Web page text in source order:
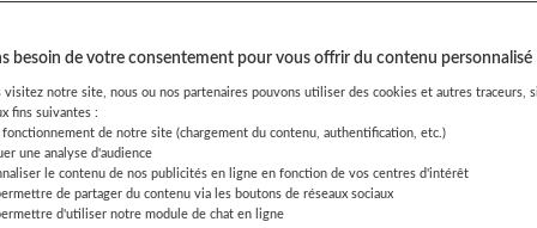
: un processus naturel
nationale périnatalemenée en 2021 par l’Inserm, 72,2 % des
(breastfeedingen anglais). Nombreuses sont donc les
besoin de votre consentement pour vous offrir du contenu personnalisé
visitez notre site, nous ou nos partenaires pouvons utiliser des cookies et autres traceurs,
fins suivantes :
de notre site (chargement du contenu, authentification, etc.)
une analyse d'audience
le contenu de nos publicités en ligne en fonction de vos centres d'intérêt
de partager du contenu via les boutons de réseaux sociaux
d'utiliser notre module de chat en ligne